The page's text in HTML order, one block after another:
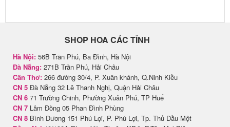
SHOP HOA CÁC TỈNH
Hà Nội: 56B Trần Phú, Ba Đình, Hà Nội
Đà Nẵng: 271B Trần Phú, Hải Châu
Cần Thơ: 266 đường 30/4, P. Xuân khánh, Q.Ninh Kiều
CN 5 Đà Nẵng 32 Lê Thanh Nghị, Quận Hải Châu
CN 6 71 Trường Chinh, Phường Xuân Phú, TP Huế
CN 7 Lâm Đồng 05 Phan Đình Phùng
CN 8 Bình Dương 151 Phú Lợi, P. Phú Lợi, Tp. Thủ Dầu Một